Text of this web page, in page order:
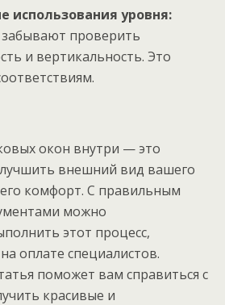
использования уровня:
проверить
и вертикальность. Это
окон внутри — это
внешний вид вашего
комфорт. С правильным
можно
этот процесс,
оплате специалистов.
поможет вам справиться с
красивые и